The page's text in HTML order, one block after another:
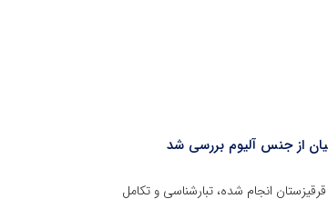
از جنس آلیوم بررسی شد
انجام شده، تبارشناسی و تکامل